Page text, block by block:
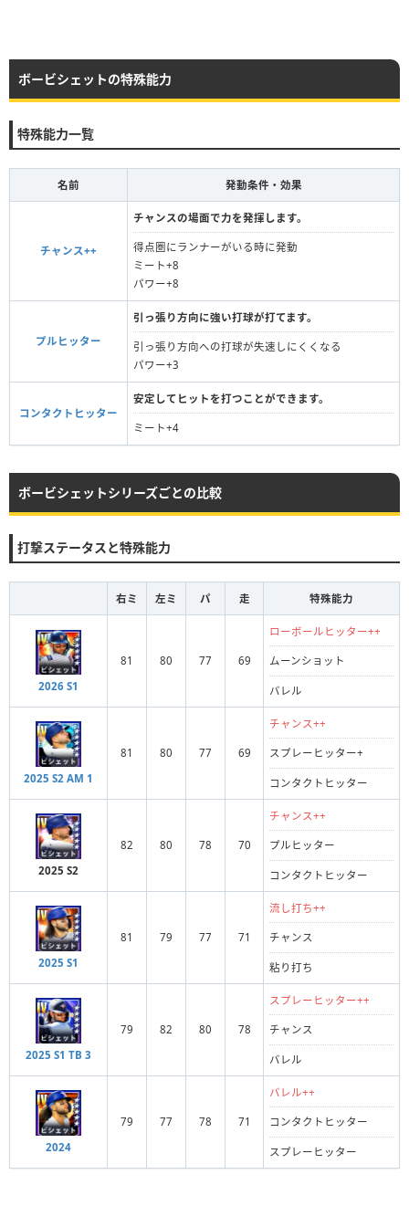
ボービシェットの特殊能力
特殊能力一覧
名前 発動条件・効果
チャンス++
チャンスの場面で力を発揮します。
得点圏にランナーがいる時に発動
ミート+8
パワー+8
プルヒッター
引っ張り方向に強い打球が打てます。
引っ張り方向への打球が失速しにくくなる
パワー+3
コンタクトヒッター
安定してヒットを打つことができます。
ミート+4
ボービシェットシリーズごとの比較
打撃ステータスと特殊能力
右ミ 左ミ パ 走 特殊能力
2026 S1
81 80 77 69
ローボールヒッター++
ムーンショット
バレル
2025 S2 AM 1
81 80 77 69
チャンス++
スプレーヒッター+
コンタクトヒッター
2025 S2
82 80 78 70
チャンス++
プルヒッター
コンタクトヒッター
2025 S1
81 79 77 71
流し打ち++
チャンス
粘り打ち
2025 S1 TB 3
79 82 80 78
スプレーヒッター++
チャンス
バレル
2024
79 77 78 71
バレル++
コンタクトヒッター
スプレーヒッター